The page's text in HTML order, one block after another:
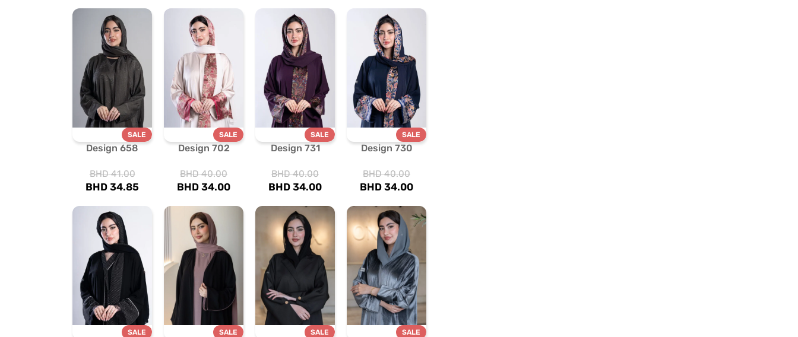
SALE
Design 730
BHD40.00
BHD 34.00
SALE
Design 731
BHD40.00
BHD 34.00
SALE
Design 702
BHD40.00
BHD 34.00
SALE
Design 658
BHD41.00
BHD 34.85
SALE
SALE
SALE
SALE